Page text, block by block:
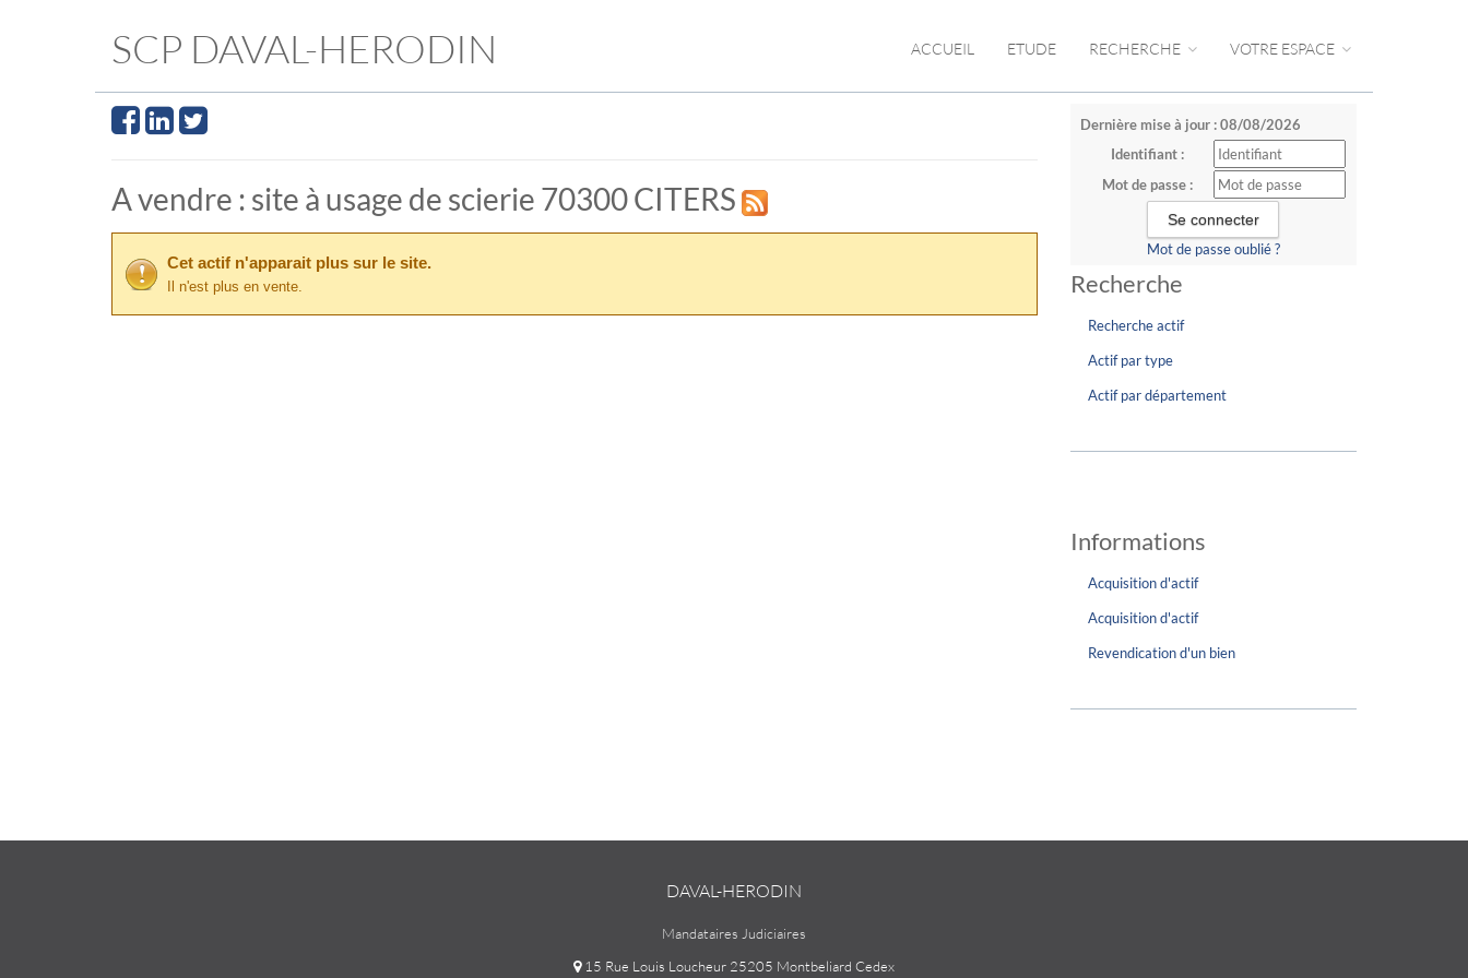
SCP DAVAL-HERODIN ACCUEIL ETUDE RECHERCHE VOTRE ESPACE
Dernière mise à jour : 08/08/2026
Identifiant :
Mot de passe :
Mot de passe oublié ?
Recherche
Recherche actif
Actif par type
Actif par département
Informations
Acquisition d'actif
Acquisition d'actif
Revendication d'un bien
A vendre : site à usage de scierie 70300 CITERS
Cet actif n'apparait plus sur le site.
Il n'est plus en vente.
DAVAL-HERODIN
Mandataires Judiciaires
15 Rue Louis Loucheur 25205 Montbeliard Cedex